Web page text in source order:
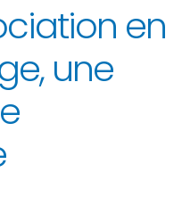
en
une